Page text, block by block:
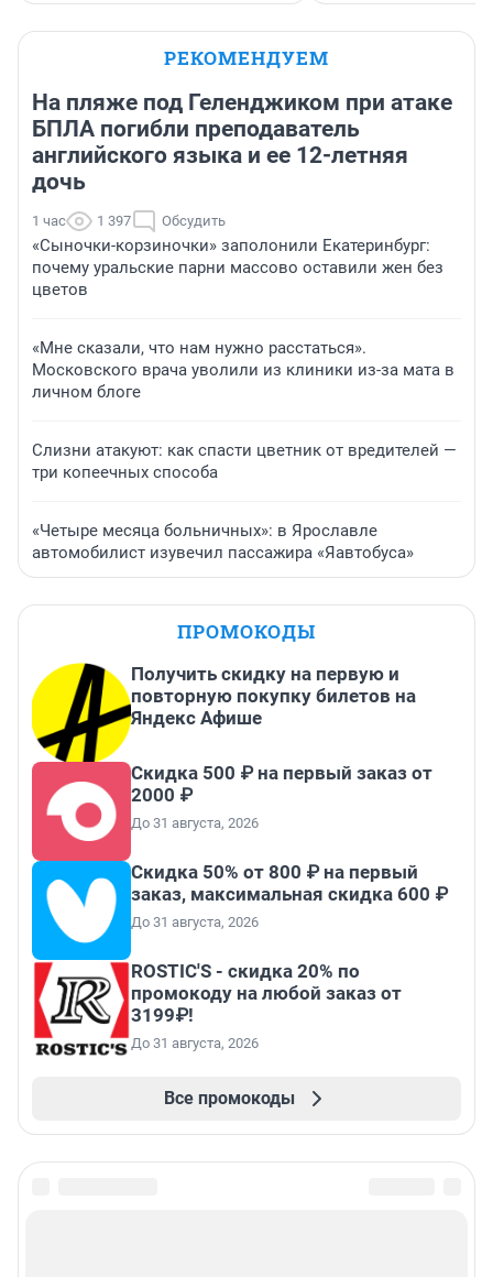
РЕКОМЕНДУЕМ
На пляже под Геленджиком при атаке
БПЛА погибли преподаватель
английского языка и ее 12-летняя
дочь
1 час 1 397 Обсудить
«Сыночки-корзиночки» заполонили Екатеринбург:
почему уральские парни массово оставили жен без
цветов
«Мне сказали, что нам нужно расстаться».
Московского врача уволили из клиники из-за мата в
личном блоге
Слизни атакуют: как спасти цветник от вредителей —
три копеечных способа
«Четыре месяца больничных»: в Ярославле
автомобилист изувечил пассажира «Яавтобуса»
ПРОМОКОДЫ
Получить скидку на первую и
повторную покупку билетов на
Яндекс Афише
Скидка 500 ₽ на первый заказ от
2000 ₽
До 31 августа, 2026
Скидка 50% от 800 ₽ на первый
заказ, максимальная скидка 600 ₽
До 31 августа, 2026
ROSTIC'S - скидка 20% по
промокоду на любой заказ от
3199₽!
До 31 августа, 2026
Все промокоды